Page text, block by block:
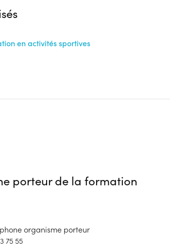
en activités sportives
porteur de la formation
organisme porteur
75 55